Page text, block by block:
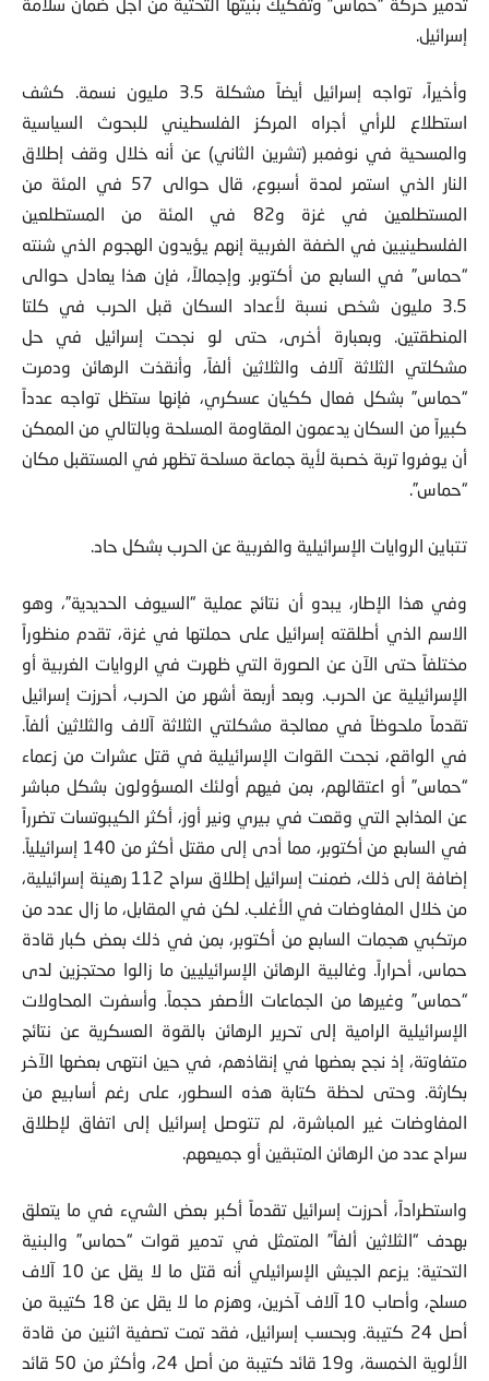
تدمير حركة “حماس” وتفكيك بنيتها التحتية من أجل ضمان سلامة
إسرائيل.
وأخيراً، تواجه إسرائيل أيضاً مشكلة 3.5 مليون نسمة. كشف
استطلاع للرأي أجراه المركز الفلسطيني للبحوث السياسية
والمسحية في نوفمبر (تشرين الثاني) عن أنه خلال وقف إطلاق
النار الذي استمر لمدة أسبوع، قال حوالى 57 في المئة من
المستطلعين في غزة و82 في المئة من المستطلعين
الفلسطينيين في الضفة الغربية إنهم يؤيدون الهجوم الذي شنته
“حماس” في السابع من أكتوبر. وإجمالاً، فإن هذا يعادل حوالى
3.5 مليون شخص نسبة لأعداد السكان قبل الحرب في كلتا
المنطقتين. وبعبارة أخرى، حتى لو نجحت إسرائيل في حل
مشكلتي الثلاثة آلاف والثلاثين ألفاً، وأنقذت الرهائن ودمرت
“حماس” بشكل فعال ككيان عسكري، فإنها ستظل تواجه عدداً
كبيراً من السكان يدعمون المقاومة المسلحة وبالتالي من الممكن
أن يوفروا تربة خصبة لأية جماعة مسلحة تظهر في المستقبل مكان
“حماس”.
تتباين الروايات الإسرائيلية والغربية عن الحرب بشكل حاد.
وفي هذا الإطار، يبدو أن نتائج عملية “السيوف الحديدية”، وهو
الاسم الذي أطلقته إسرائيل على حملتها في غزة، تقدم منظوراً
مختلفاً حتى الآن عن الصورة التي ظهرت في الروايات الغربية أو
الإسرائيلية عن الحرب. وبعد أربعة أشهر من الحرب، أحرزت إسرائيل
تقدماً ملحوظاً في معالجة مشكلتي الثلاثة آلاف والثلاثين ألفاً.
في الواقع، نجحت القوات الإسرائيلية في قتل عشرات من زعماء
“حماس” أو اعتقالهم، بمن فيهم أولئك المسؤولون بشكل مباشر
عن المذابح التي وقعت في بيري ونير أوز، أكثر الكيبوتسات تضرراً
في السابع من أكتوبر، مما أدى إلى مقتل أكثر من 140 إسرائيلياً.
إضافة إلى ذلك، ضمنت إسرائيل إطلاق سراح 112 رهينة إسرائيلية،
من خلال المفاوضات في الأغلب. لكن في المقابل، ما زال عدد من
مرتكبي هجمات السابع من أكتوبر، بمن في ذلك بعض كبار قادة
حماس، أحراراً. وغالبية الرهائن الإسرائيليين ما زالوا محتجزين لدى
“حماس” وغيرها من الجماعات الأصغر حجماً. وأسفرت المحاولات
الإسرائيلية الرامية إلى تحرير الرهائن بالقوة العسكرية عن نتائج
متفاوتة، إذ نجح بعضها في إنقاذهم، في حين انتهى بعضها الآخر
بكارثة. وحتى لحظة كتابة هذه السطور، على رغم أسابيع من
المفاوضات غير المباشرة، لم تتوصل إسرائيل إلى اتفاق لإطلاق
سراح عدد من الرهائن المتبقين أو جميعهم.
واستطراداً، أحرزت إسرائيل تقدماً أكبر بعض الشيء في ما يتعلق
بهدف “الثلاثين ألفاً” المتمثل في تدمير قوات “حماس” والبنية
التحتية: يزعم الجيش الإسرائيلي أنه قتل ما لا يقل عن 10 آلاف
مسلح، وأصاب 10 آلاف آخرين، وهزم ما لا يقل عن 18 كتيبة من
أصل 24 كتيبة. وبحسب إسرائيل، فقد تمت تصفية اثنين من قادة
الألوية الخمسة، و19 قائد كتيبة من أصل 24، وأكثر من 50 قائد